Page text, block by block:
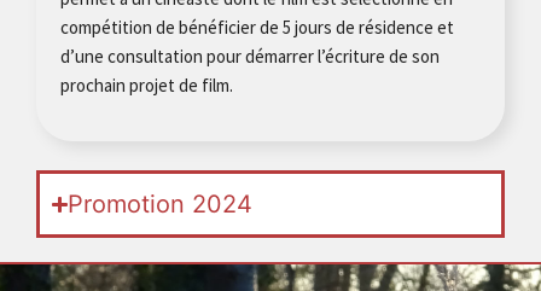
compétition de bénéficier de 5 jours de résidence et
d’une consultation pour démarrer l’écriture de son
prochain projet de film.
Promotion 2024